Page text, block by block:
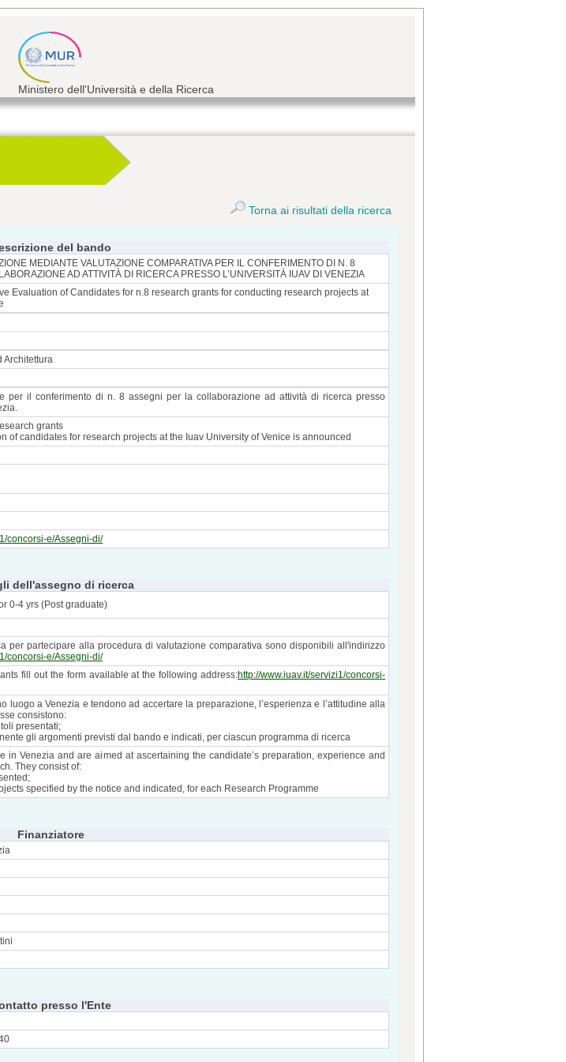
Ministero dell'Università e della Ricerca
Torna ai risultati della ricerca
del bando
MEDIANTE VALUTAZIONE COMPARATIVA PER IL CONFERIMENTO DI N. 8
AD ATTIVITÀ DI RICERCA PRESSO L’UNIVERSITÀ IUAV DI VENEZIA
Evaluation of Candidates for n.8 research grants for conducting research projects at
Architettura
per il conferimento di n. 8 assegni per la collaborazione ad attività di ricerca presso
grants
of candidates for research projects at the Iuav University of Venice is announced
concorsi-e/Assegni-di/
dell'assegno di ricerca
0-4 yrs (Post graduate)
per partecipare alla procedura di valutazione comparativa sono disponibili all'indirizzo
concorsi-e/Assegni-di/
fill out the form available at the following address:http://www.iuav.it/servizi1/concorsi-
luogo a Venezia e tendono ad accertare la preparazione, l’esperienza e l’attitudine alla
consistono:
presentati;
gli argomenti previsti dal bando e indicati, per ciascun programma di ricerca
in Venezia and are aimed at ascertaining the candidate’s preparation, experience and
They consist of:
specified by the notice and indicated, for each Research Programme
Finanziatore
presso l'Ente